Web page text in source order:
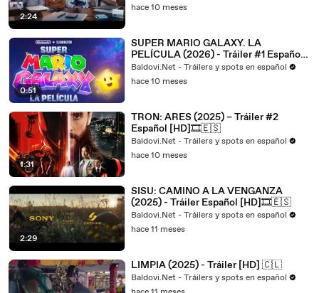
2:24
hace 10 meses
0:51
SUPER MARIO GALAXY. LA
PELÍCULA (2026) - Tráiler #1 Español
[HD]🎞️🇪🇸
Baldovi.Net - Tráilers y spots en español
hace 10 meses
1:31
TRON: ARES (2025) – Tráiler #2
Español [HD]🎞️🇪🇸
Baldovi.Net - Tráilers y spots en español
hace 10 meses
2:29
SISU: CAMINO A LA VENGANZA
(2025) - Tráiler Español [HD]🎞️🇪🇸
Baldovi.Net - Tráilers y spots en español
hace 11 meses
LIMPIA (2025) - Tráiler [HD] 🇨🇱
Baldovi.Net - Tráilers y spots en español